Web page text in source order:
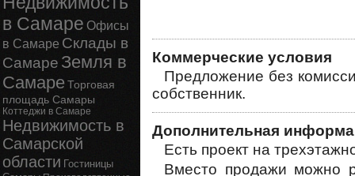
в Самаре Офисы
в Самаре Склады в
Самаре Земля в
СамареТорговая
площадь Самары
Коттеджи в Самаре
Недвижимость в
Самарской
области Гостиницы
Коммерческие условия
Предложение без
собственник.
Дополнительная
Есть проект на
Вместо продажи можно